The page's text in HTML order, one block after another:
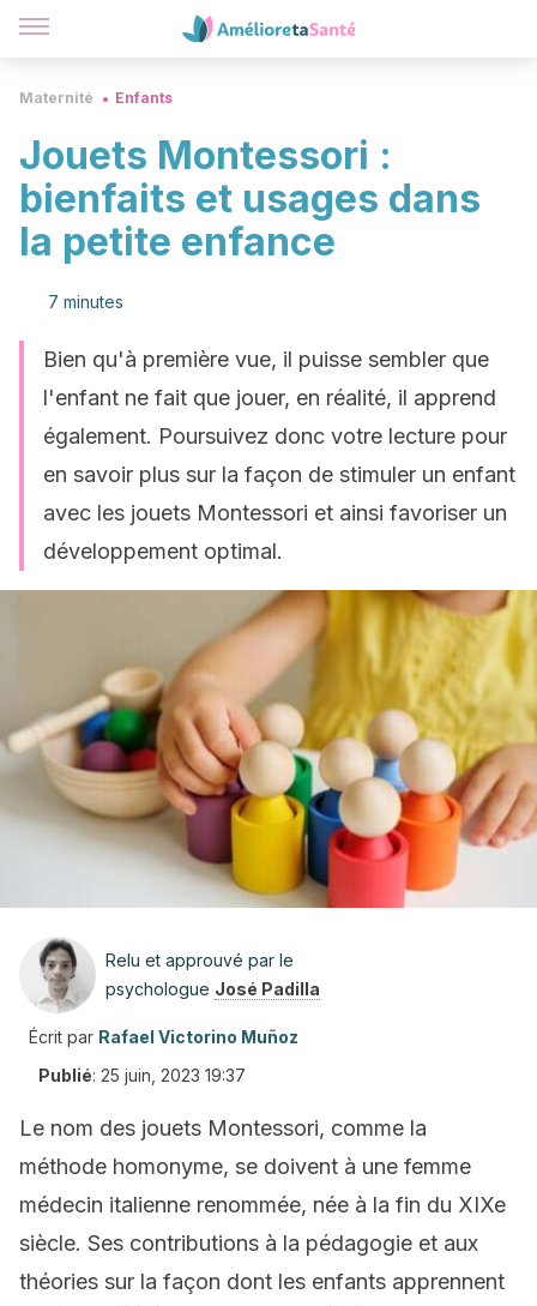
Maternité Enfants
Jouets Montessori :
bienfaits et usages dans
la petite enfance
7 minutes
Bien qu'à première vue, il puisse sembler que
l'enfant ne fait que jouer, en réalité, il apprend
également. Poursuivez donc votre lecture pour
en savoir plus sur la façon de stimuler un enfant
avec les jouets Montessori et ainsi favoriser un
développement optimal.
Relu et approuvé par le
psychologue José Padilla
Écrit par Rafael Victorino Muñoz
Publié: 25 juin, 2023 19:37
Le nom des jouets Montessori, comme la
méthode homonyme, se doivent à une femme
médecin italienne renommée, née à la fin du XIXe
siècle. Ses contributions à la pédagogie et aux
théories sur la façon dont les enfants apprennent